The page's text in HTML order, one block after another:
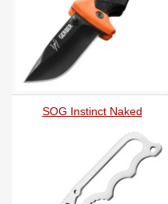
SOG Instinct Naked